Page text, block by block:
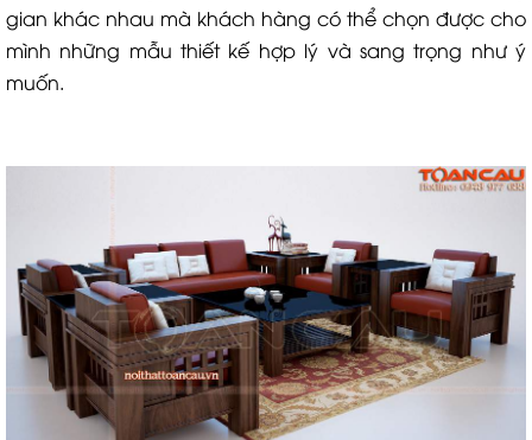
gian khác nhau mà khách hàng có thể chọn được cho
mình những mẫu thiết kế hợp lý và sang trọng như ý
muốn.